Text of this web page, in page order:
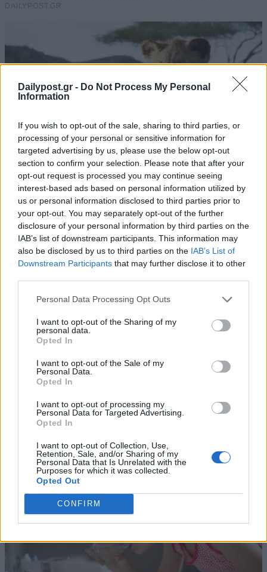
Dailypost.gr - Do Not Process My Personal
Information
If you wish to opt-out of the sale, sharing to third parties, or
processing of your personal or sensitive information for
targeted advertising by us, please use the below opt-out
section to confirm your selection. Please note that after your
opt-out request is processed you may continue seeing
interest-based ads based on personal information utilized by
us or personal information disclosed to third parties prior to
your opt-out. You may separately opt-out of the further
disclosure of your personal information by third parties on the
IAB’s list of downstream participants. This information may
also be disclosed by us to third parties on the IAB’s List of
Downstream Participants that may further disclose it to other
Personal Data Processing Opt Outs
I want to opt-out of the Sharing of my
personal data.
Opted In
I want to opt-out of the Sale of my
Personal Data.
Opted In
I want to opt-out of processing my
Personal Data for Targeted Advertising.
Opted In
I want to opt-out of Collection, Use,
Retention, Sale, and/or Sharing of my
Personal Data that Is Unrelated with the
Purposes for which it was collected.
Opted Out
CONFIRM